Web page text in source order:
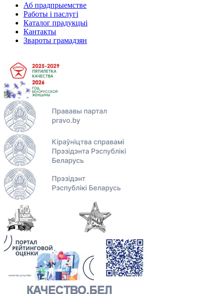
Аб прадпрыемстве
Работы і паслугі
Каталог прадукцыі
Кантакты
Звароты грамадзян